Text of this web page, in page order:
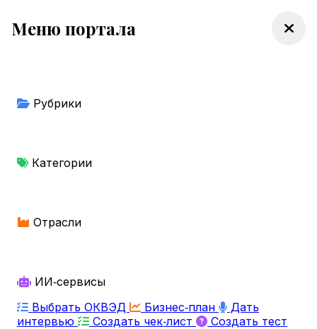
Меню портала
Рубрики
Категории
Отрасли
ИИ‑сервисы
Выбрать ОКВЭД
Бизнес‑план
Дать
интервью
Создать чек‑лист Создать тест